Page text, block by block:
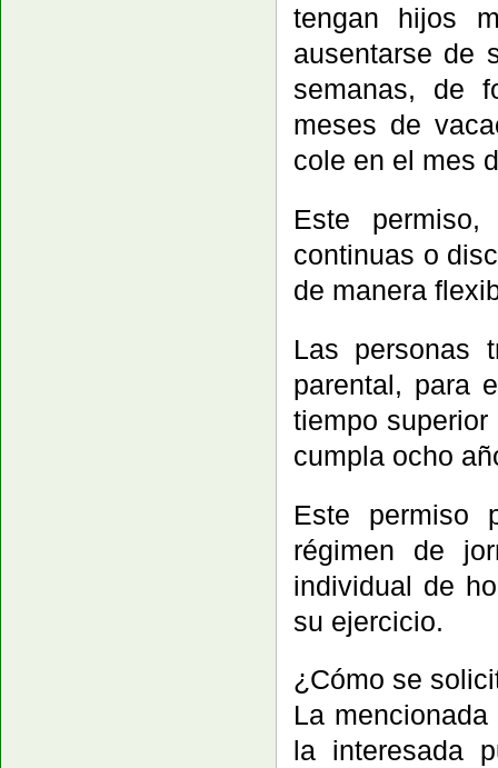
tengan hijos
ausentarse de
semanas, de
meses de
cole en el mes
Este
continuas o
de manera
Las personas
parental, para
tiempo
cumpla ocho
Este permiso
régimen de
individual de
su ejercicio.
¿Cómo se
La
la interesada